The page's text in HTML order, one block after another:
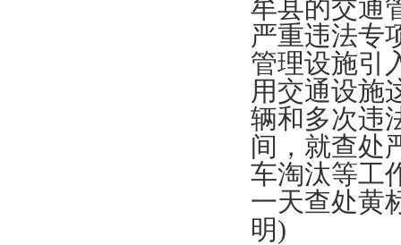
牟县的交通
严重违法专
管理设施引
用交通设施
辆和多次违
间，就查处
车淘汰等工
一天查处黄
明)